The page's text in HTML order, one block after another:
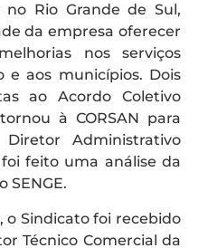
Rio Grande de Sul,
da empresa oferecer
nos serviços
e aos municípios. Dois
ao Acordo Coletivo
à CORSAN para
Administrativo
feito uma análise da
SENGE.
o Sindicato foi recebido
Técnico Comercial da